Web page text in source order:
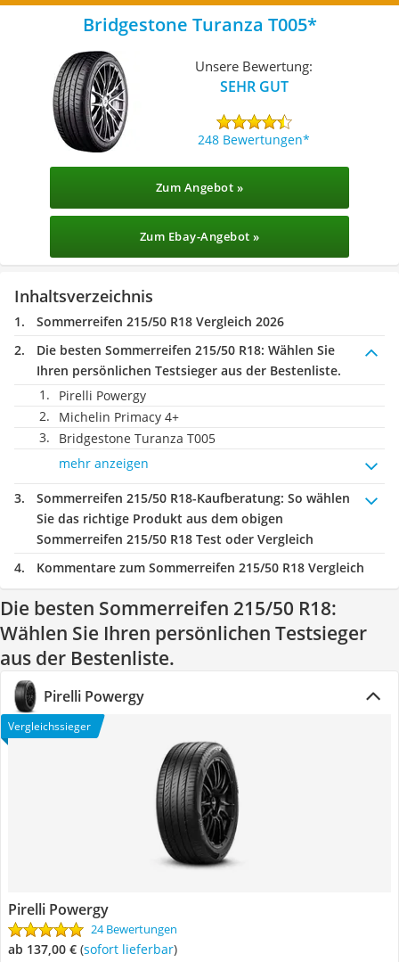
Bridgestone Turanza T005
Unsere Bewertung:
SEHR GUT
248 Bewertungen
Zum Angebot »
Zum Ebay-Angebot »
Inhaltsverzeichnis
Sommerreifen 215/50 R18 Vergleich 2026
Die besten Sommerreifen 215/50 R18: Wählen Sie
Ihren persönlichen Testsieger aus der Bestenliste.
Pirelli Powergy
Michelin Primacy 4+
Bridgestone Turanza T005
mehr anzeigen
Sommerreifen 215/50 R18-Kaufberatung: So wählen
Sie das richtige Produkt aus dem obigen
Sommerreifen 215/50 R18 Test oder Vergleich
Kommentare zum Sommerreifen 215/50 R18 Vergleich
Die besten Sommerreifen 215/50 R18:
Wählen Sie Ihren persönlichen Testsieger
aus der Bestenliste.
Pirelli Powergy
Vergleichssieger
Pirelli Powergy
24 Bewertungen
ab 137,00 € ( Sofort lieferbar)